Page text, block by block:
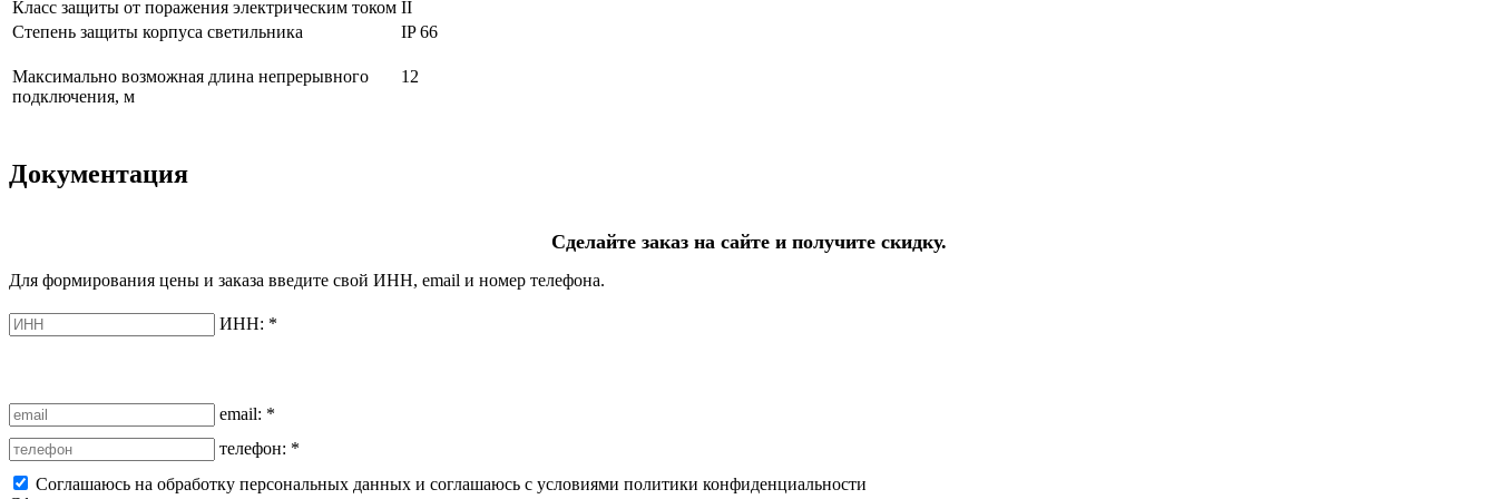
Класс защиты от поражения электрическим током II
Степень защиты корпуса светильника
IP 66
Максимально возможная длина непрерывного
подключения, м
12
Документация
Сделайте заказ на сайте и получите скидку.
Для формирования цены и заказа введите свой ИНН, email и номер телефона.
ИНН: *
email: *
телефон: *
Соглашаюсь на обработку персональных данных и соглашаюсь с условиями политики конфиденциальности